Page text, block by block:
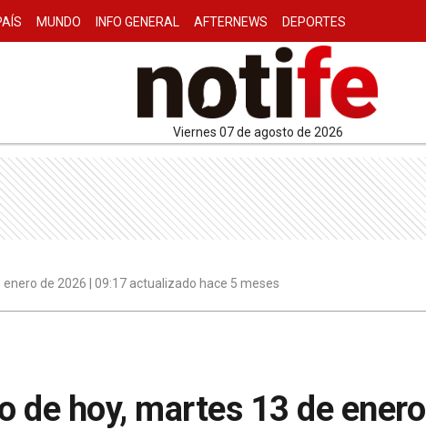
MUNDO INFO GENERAL AFTERNEWS DEPORTES
viernes 07 de agosto de 2026
enero de 2026 | 09:17 actualizado hace 5 meses
de hoy, martes 13 de enero